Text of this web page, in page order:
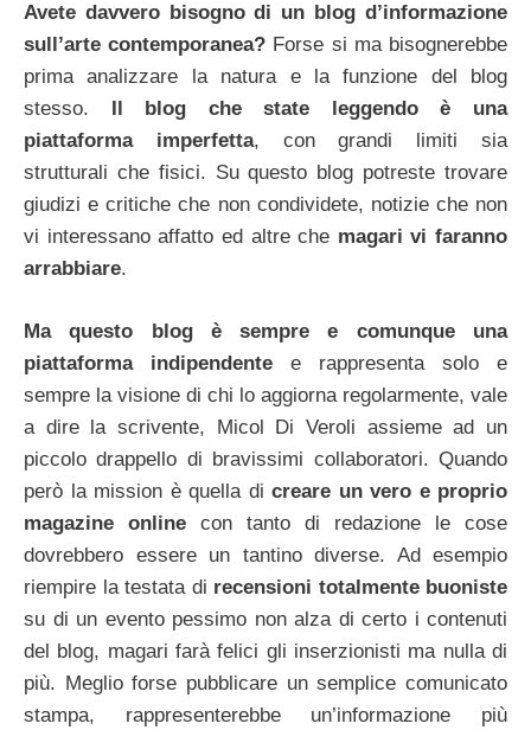
Avete davvero bisogno di un blog d’informazione
sull’arte contemporanea? Forse si ma bisognerebbe
prima analizzare la natura e la funzione del blog
stesso.
Il blog che state leggendo è una
piattaforma imperfetta, con grandi limiti sia
strutturali che fisici. Su questo blog potreste trovare
giudizi e critiche che non condividete, notizie che non
vi interessano affatto ed altre che magari vi faranno
arrabbiare.
Ma questo blog è sempre e comunque una
piattaforma indipendente e rappresenta solo e
sempre la visione di chi lo aggiorna regolarmente, vale
a dire la scrivente, Micol Di Veroli assieme ad un
piccolo drappello di bravissimi collaboratori. Quando
però la mission è quella di creare un vero e proprio
magazine online con tanto di redazione le cose
dovrebbero essere un tantino diverse. Ad esempio
riempire la testata di recensioni totalmente buoniste
su di un evento pessimo non alza di certo i contenuti
del blog, magari farà felici gli inserzionisti ma nulla di
più. Meglio forse pubblicare un semplice comunicato
stampa, rappresenterebbe un’informazione più